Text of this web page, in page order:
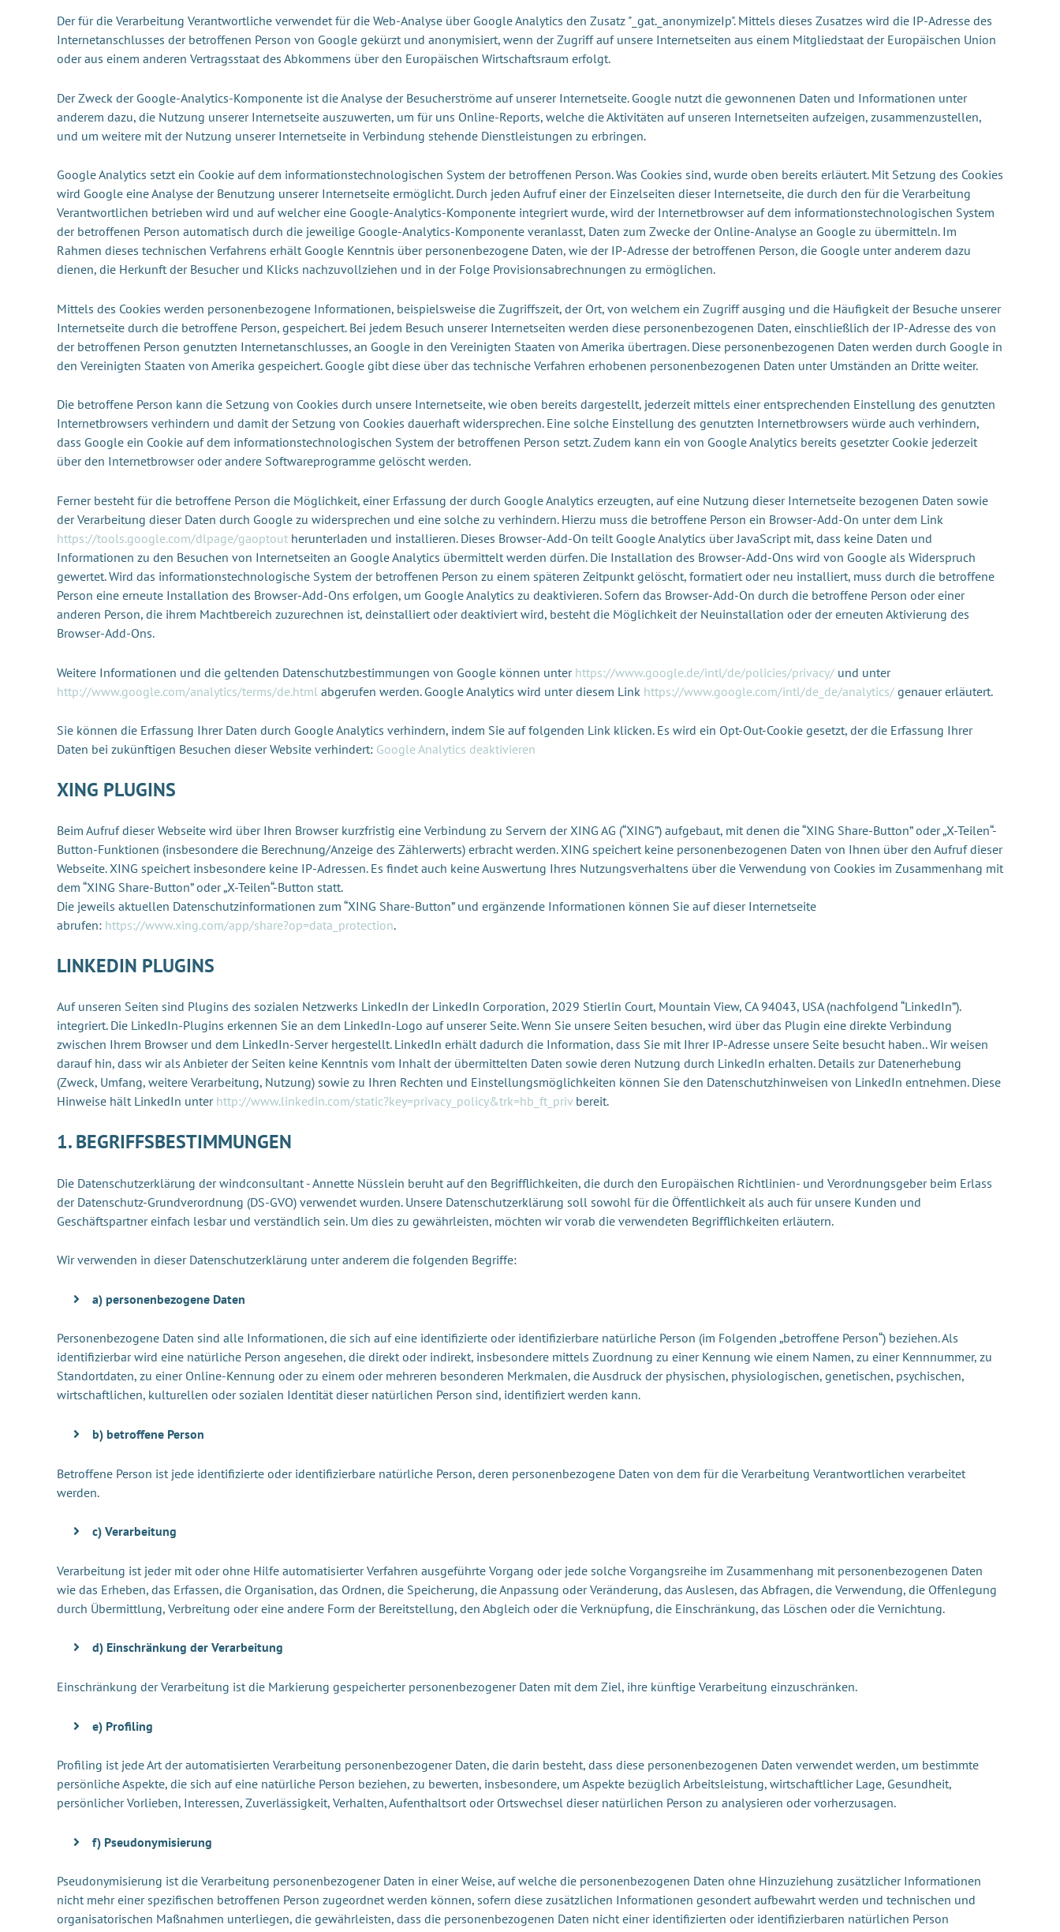
Der für die Verarbeitung Verantwortliche verwendet für die Web-Analyse über Google Analytics den Zusatz "_gat._anonymizeIp". Mittels dieses Zusatzes wird die IP-Adresse des
Internetanschlusses der betroffenen Person von Google gekürzt und anonymisiert, wenn der Zugriff auf unsere Internetseiten aus einem Mitgliedstaat der Europäischen Union
oder aus einem anderen Vertragsstaat des Abkommens über den Europäischen Wirtschaftsraum erfolgt.
Der Zweck der Google-Analytics-Komponente ist die Analyse der Besucherströme auf unserer Internetseite. Google nutzt die gewonnenen Daten und Informationen unter
anderem dazu, die Nutzung unserer Internetseite auszuwerten, um für uns Online-Reports, welche die Aktivitäten auf unseren Internetseiten aufzeigen, zusammenzustellen,
und um weitere mit der Nutzung unserer Internetseite in Verbindung stehende Dienstleistungen zu erbringen.
Google Analytics setzt ein Cookie auf dem informationstechnologischen System der betroffenen Person. Was Cookies sind, wurde oben bereits erläutert. Mit Setzung des Cookies
wird Google eine Analyse der Benutzung unserer Internetseite ermöglicht. Durch jeden Aufruf einer der Einzelseiten dieser Internetseite, die durch den für die Verarbeitung
Verantwortlichen betrieben wird und auf welcher eine Google-Analytics-Komponente integriert wurde, wird der Internetbrowser auf dem informationstechnologischen System
der betroffenen Person automatisch durch die jeweilige Google-Analytics-Komponente veranlasst, Daten zum Zwecke der Online-Analyse an Google zu übermitteln. Im
Rahmen dieses technischen Verfahrens erhält Google Kenntnis über personenbezogene Daten, wie der IP-Adresse der betroffenen Person, die Google unter anderem dazu
dienen, die Herkunft der Besucher und Klicks nachzuvollziehen und in der Folge Provisionsabrechnungen zu ermöglichen.
Mittels des Cookies werden personenbezogene Informationen, beispielsweise die Zugriffszeit, der Ort, von welchem ein Zugriff ausging und die Häufigkeit der Besuche unserer
Internetseite durch die betroffene Person, gespeichert. Bei jedem Besuch unserer Internetseiten werden diese personenbezogenen Daten, einschließlich der IP-Adresse des von
der betroffenen Person genutzten Internetanschlusses, an Google in den Vereinigten Staaten von Amerika übertragen. Diese personenbezogenen Daten werden durch Google in
den Vereinigten Staaten von Amerika gespeichert. Google gibt diese über das technische Verfahren erhobenen personenbezogenen Daten unter Umständen an Dritte weiter.
Die betroffene Person kann die Setzung von Cookies durch unsere Internetseite, wie oben bereits dargestellt, jederzeit mittels einer entsprechenden Einstellung des genutzten
Internetbrowsers verhindern und damit der Setzung von Cookies dauerhaft widersprechen. Eine solche Einstellung des genutzten Internetbrowsers würde auch verhindern,
dass Google ein Cookie auf dem informationstechnologischen System der betroffenen Person setzt. Zudem kann ein von Google Analytics bereits gesetzter Cookie jederzeit
über den Internetbrowser oder andere Softwareprogramme gelöscht werden.
Ferner besteht für die betroffene Person die Möglichkeit, einer Erfassung der durch Google Analytics erzeugten, auf eine Nutzung dieser Internetseite bezogenen Daten sowie
der Verarbeitung dieser Daten durch Google zu widersprechen und eine solche zu verhindern. Hierzu muss die betroffene Person ein Browser-Add-On unter dem Link
https://tools.google.com/dlpage/gaoptout herunterladen und installieren. Dieses Browser-Add-On teilt Google Analytics über JavaScript mit, dass keine Daten und
Informationen zu den Besuchen von Internetseiten an Google Analytics übermittelt werden dürfen. Die Installation des Browser-Add-Ons wird von Google als Widerspruch
gewertet. Wird das informationstechnologische System der betroffenen Person zu einem späteren Zeitpunkt gelöscht, formatiert oder neu installiert, muss durch die betroffene
Person eine erneute Installation des Browser-Add-Ons erfolgen, um Google Analytics zu deaktivieren. Sofern das Browser-Add-On durch die betroffene Person oder einer
anderen Person, die ihrem Machtbereich zuzurechnen ist, deinstalliert oder deaktiviert wird, besteht die Möglichkeit der Neuinstallation oder der erneuten Aktivierung des
Browser-Add-Ons.
Weitere Informationen und die geltenden Datenschutzbestimmungen von Google können unter https://www.google.de/intl/de/policies/privacy/ und unter
http://www.google.com/analytics/terms/de.html abgerufen werden. Google Analytics wird unter diesem Link https://www.google.com/intl/de_de/analytics/ genauer erläutert.
Sie können die Erfassung Ihrer Daten durch Google Analytics verhindern, indem Sie auf folgenden Link klicken. Es wird ein Opt-Out-Cookie gesetzt, der die Erfassung Ihrer
Daten bei zukünftigen Besuchen dieser Website verhindert: Google Analytics deaktivieren
XING PLUGINS
Beim Aufruf dieser Webseite wird über Ihren Browser kurzfristig eine Verbindung zu Servern der XING AG (“XING”) aufgebaut, mit denen die “XING Share-Button” oder „X-Teilen“-
Button-Funktionen (insbesondere die Berechnung/Anzeige des Zählerwerts) erbracht werden. XING speichert keine personenbezogenen Daten von Ihnen über den Aufruf dieser
Webseite. XING speichert insbesondere keine IP-Adressen. Es findet auch keine Auswertung Ihres Nutzungsverhaltens über die Verwendung von Cookies im Zusammenhang mit
dem “XING Share-Button” oder „X-Teilen“-Button statt.
Die jeweils aktuellen Datenschutzinformationen zum “XING Share-Button” und ergänzende Informationen können Sie auf dieser Internetseite
abrufen: https://www.xing.com/app/share?op=data_protection.
LINKEDIN PLUGINS
Auf unseren Seiten sind Plugins des sozialen Netzwerks LinkedIn der LinkedIn Corporation, 2029 Stierlin Court, Mountain View, CA 94043, USA (nachfolgend “LinkedIn”).
integriert. Die LinkedIn-Plugins erkennen Sie an dem LinkedIn-Logo auf unserer Seite. Wenn Sie unsere Seiten besuchen, wird über das Plugin eine direkte Verbindung
zwischen Ihrem Browser und dem LinkedIn-Server hergestellt. LinkedIn erhält dadurch die Information, dass Sie mit Ihrer IP-Adresse unsere Seite besucht haben.. Wir weisen
darauf hin, dass wir als Anbieter der Seiten keine Kenntnis vom Inhalt der übermittelten Daten sowie deren Nutzung durch LinkedIn erhalten. Details zur Datenerhebung
(Zweck, Umfang, weitere Verarbeitung, Nutzung) sowie zu Ihren Rechten und Einstellungsmöglichkeiten können Sie den Datenschutzhinweisen von LinkedIn entnehmen. Diese
Hinweise hält LinkedIn unter http://www.linkedin.com/static?key=privacy_policy&trk=hb_ft_privbereit.
1. BEGRIFFSBESTIMMUNGEN
Die Datenschutzerklärung der windconsultant - Annette Nüsslein beruht auf den Begrifflichkeiten, die durch den Europäischen Richtlinien- und Verordnungsgeber beim Erlass
der Datenschutz-Grundverordnung (DS-GVO) verwendet wurden. Unsere Datenschutzerklärung soll sowohl für die Öffentlichkeit als auch für unsere Kunden und
Geschäftspartner einfach lesbar und verständlich sein. Um dies zu gewährleisten, möchten wir vorab die verwendeten Begrifflichkeiten erläutern.
Wir verwenden in dieser Datenschutzerklärung unter anderem die folgenden Begriffe:
a) personenbezogene Daten
Personenbezogene Daten sind alle Informationen, die sich auf eine identifizierte oder identifizierbare natürliche Person (im Folgenden „betroffene Person“) beziehen. Als
identifizierbar wird eine natürliche Person angesehen, die direkt oder indirekt, insbesondere mittels Zuordnung zu einer Kennung wie einem Namen, zu einer Kennnummer, zu
Standortdaten, zu einer Online-Kennung oder zu einem oder mehreren besonderen Merkmalen, die Ausdruck der physischen, physiologischen, genetischen, psychischen,
wirtschaftlichen, kulturellen oder sozialen Identität dieser natürlichen Person sind, identifiziert werden kann.
b) betroffene Person
Betroffene Person ist jede identifizierte oder identifizierbare natürliche Person, deren personenbezogene Daten von dem für die Verarbeitung Verantwortlichen verarbeitet
werden.
c) Verarbeitung
Verarbeitung ist jeder mit oder ohne Hilfe automatisierter Verfahren ausgeführte Vorgang oder jede solche Vorgangsreihe im Zusammenhang mit personenbezogenen Daten
wie das Erheben, das Erfassen, die Organisation, das Ordnen, die Speicherung, die Anpassung oder Veränderung, das Auslesen, das Abfragen, die Verwendung, die Offenlegung
durch Übermittlung, Verbreitung oder eine andere Form der Bereitstellung, den Abgleich oder die Verknüpfung, die Einschränkung, das Löschen oder die Vernichtung.
d) Einschränkung der Verarbeitung
Einschränkung der Verarbeitung ist die Markierung gespeicherter personenbezogener Daten mit dem Ziel, ihre künftige Verarbeitung einzuschränken.
e) Profiling
Profiling ist jede Art der automatisierten Verarbeitung personenbezogener Daten, die darin besteht, dass diese personenbezogenen Daten verwendet werden, um bestimmte
persönliche Aspekte, die sich auf eine natürliche Person beziehen, zu bewerten, insbesondere, um Aspekte bezüglich Arbeitsleistung, wirtschaftlicher Lage, Gesundheit,
persönlicher Vorlieben, Interessen, Zuverlässigkeit, Verhalten, Aufenthaltsort oder Ortswechsel dieser natürlichen Person zu analysieren oder vorherzusagen.
f) Pseudonymisierung
Pseudonymisierung ist die Verarbeitung personenbezogener Daten in einer Weise, auf welche die personenbezogenen Daten ohne Hinzuziehung zusätzlicher Informationen
nicht mehr einer spezifischen betroffenen Person zugeordnet werden können, sofern diese zusätzlichen Informationen gesondert aufbewahrt werden und technischen und
organisatorischen Maßnahmen unterliegen, die gewährleisten, dass die personenbezogenen Daten nicht einer identifizierten oder identifizierbaren natürlichen Person